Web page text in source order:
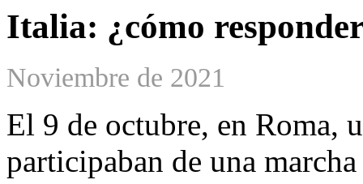
Italia: ¿cómo
Noviembre de 2021
El 9 de octubre, en Roma,
participaban de una